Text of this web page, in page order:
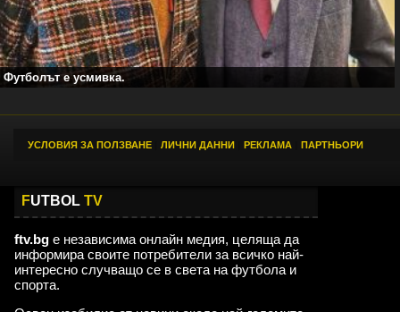
Футболът е усмивка.
УСЛОВИЯ ЗА ПОЛЗВАНЕ ЛИЧНИ ДАННИ РЕКЛАМА ПАРТНЬОРИ
FUTBOL TV
ftv.bg е независима онлайн медия, целяща да
информира своите потребители за всичко най-
интересно случващо се в света на футбола и
спорта.